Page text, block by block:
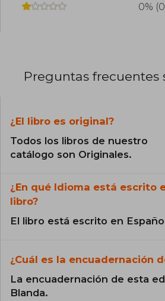
0%
Preguntas frecuentes
¿El libro es original?
Todos los libros de nuestro
catálogo son Originales.
¿En qué Idioma está escrito
libro?
El libro está escrito en
¿Cuál es la encuadernación
La encuadernación de esta
Blanda.